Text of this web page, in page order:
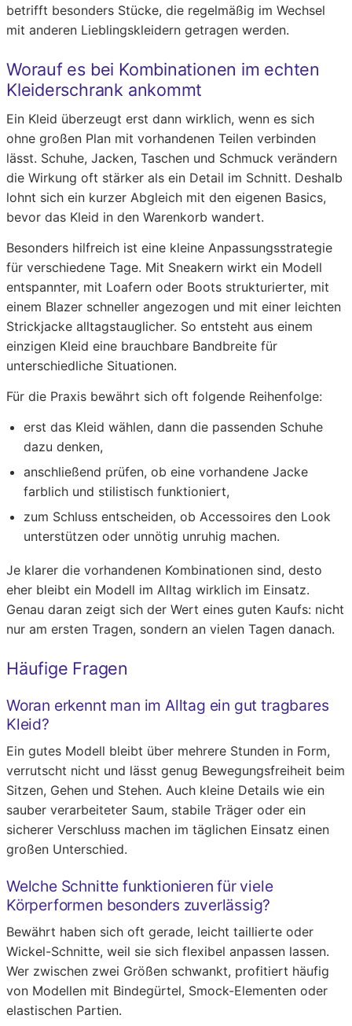
betrifft besonders Stücke, die regelmäßig im Wechsel
mit anderen Lieblingskleidern getragen werden.
Worauf es bei Kombinationen im echten
Kleiderschrank ankommt
Ein Kleid überzeugt erst dann wirklich, wenn es sich
ohne großen Plan mit vorhandenen Teilen verbinden
lässt. Schuhe, Jacken, Taschen und Schmuck verändern
die Wirkung oft stärker als ein Detail im Schnitt. Deshalb
lohnt sich ein kurzer Abgleich mit den eigenen Basics,
bevor das Kleid in den Warenkorb wandert.
Besonders hilfreich ist eine kleine Anpassungsstrategie
für verschiedene Tage. Mit Sneakern wirkt ein Modell
entspannter, mit Loafern oder Boots strukturierter, mit
einem Blazer schneller angezogen und mit einer leichten
Strickjacke alltagstauglicher. So entsteht aus einem
einzigen Kleid eine brauchbare Bandbreite für
unterschiedliche Situationen.
Für die Praxis bewährt sich oft folgende Reihenfolge:
erst das Kleid wählen, dann die passenden Schuhe
dazu denken,
anschließend prüfen, ob eine vorhandene Jacke
farblich und stilistisch funktioniert,
zum Schluss entscheiden, ob Accessoires den Look
unterstützen oder unnötig unruhig machen.
Je klarer die vorhandenen Kombinationen sind, desto
eher bleibt ein Modell im Alltag wirklich im Einsatz.
Genau daran zeigt sich der Wert eines guten Kaufs: nicht
nur am ersten Tragen, sondern an vielen Tagen danach.
Häufige Fragen
Woran erkennt man im Alltag ein gut tragbares
Kleid?
Ein gutes Modell bleibt über mehrere Stunden in Form,
verrutscht nicht und lässt genug Bewegungsfreiheit beim
Sitzen, Gehen und Stehen. Auch kleine Details wie ein
sauber verarbeiteter Saum, stabile Träger oder ein
sicherer Verschluss machen im täglichen Einsatz einen
großen Unterschied.
Welche Schnitte funktionieren für viele
Körperformen besonders zuverlässig?
Bewährt haben sich oft gerade, leicht taillierte oder
Wickel-Schnitte, weil sie sich flexibel anpassen lassen.
Wer zwischen zwei Größen schwankt, profitiert häufig
von Modellen mit Bindegürtel, Smock-Elementen oder
elastischen Partien.